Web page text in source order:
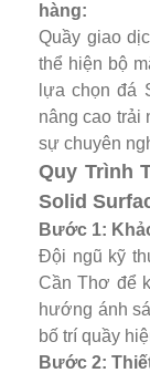
hàng:
Quầy giao
thể hiện bộ
lựa chọn đá
nâng cao trải
sự chuyên
Quy Trình
Solid
Bước 1:
Đội ngũ kỹ
Cần Thơ để
hướng ánh
bố trí quầy
Bước 2: